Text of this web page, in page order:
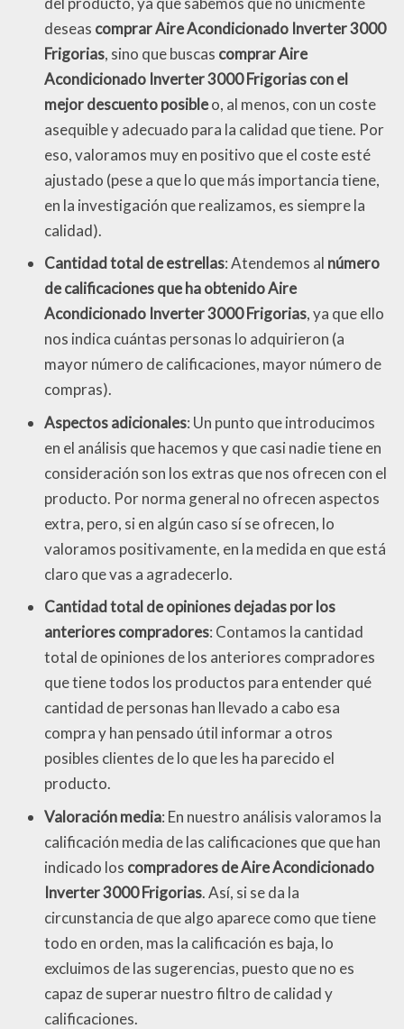
deseas comprar Aire Acondicionado Inverter 3000
Frigorias, sino que buscas comprar Aire
Acondicionado Inverter 3000 Frigorias con el
mejor descuento posibleo, al menos, con un coste
asequible y adecuado para la calidad que tiene. Por
eso, valoramos muy en positivo que el coste esté
ajustado (pese a que lo que más importancia tiene,
en la investigación que realizamos, es siempre la
calidad).
Cantidad total de estrellas: Atendemos al número
de calificaciones que ha obtenido Aire
Acondicionado Inverter 3000 Frigorias, ya que ello
nos indica cuántas personas lo adquirieron (a
mayor número de calificaciones, mayor número de
compras).
Aspectos adicionales: Un punto que introducimos
en el análisis que hacemos y que casi nadie tiene en
consideración son los extras que nos ofrecen con el
producto. Por norma general no ofrecen aspectos
extra, pero, si en algún caso sí se ofrecen, lo
valoramos positivamente, en la medida en que está
claro que vas a agradecerlo.
Cantidad total de opiniones dejadas por los
anteriores compradores: Contamos la cantidad
total de opiniones de los anteriores compradores
que tiene todos los productos para entender qué
cantidad de personas han llevado a cabo esa
compra y han pensado útil informar a otros
posibles clientes de lo que les ha parecido el
producto.
Valoración media: En nuestro análisis valoramos la
calificación media de las calificaciones que que han
indicado los compradores de Aire Acondicionado
Inverter 3000 Frigorias. Así, si se da la
circunstancia de que algo aparece como que tiene
todo en orden, mas la calificación es baja, lo
excluimos de las sugerencias, puesto que no es
capaz de superar nuestro filtro de calidad y
calificaciones.